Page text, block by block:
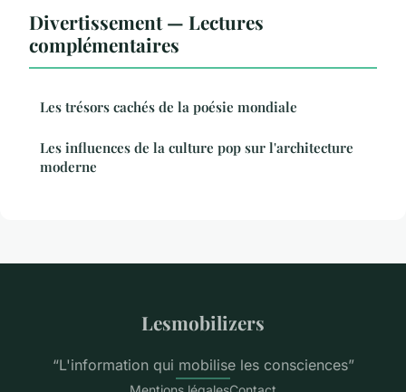
Divertissement — Lectures
complémentaires
Les trésors cachés de la poésie mondiale
Les influences de la culture pop sur l'architecture
moderne
Lesmobilizers
“L'information qui mobilise les consciences”